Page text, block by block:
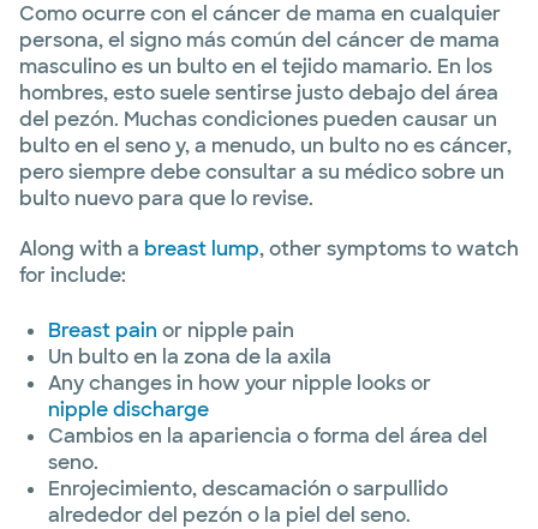
Como ocurre con el cáncer de mama en cualquier
persona, el signo más común del cáncer de mama
masculino es un bulto en el tejido mamario. En los
hombres, esto suele sentirse justo debajo del área
del pezón. Muchas condiciones pueden causar un
bulto en el seno y, a menudo, un bulto no es cáncer,
pero siempre debe consultar a su médico sobre un
bulto nuevo para que lo revise.
Along with a breast lump, other symptoms to watch
for include:
Breast pain or nipple pain
Un bulto en la zona de la axila
Any changes in how your nipple looks or
nipple discharge
Cambios en la apariencia o forma del área del
seno.
Enrojecimiento, descamación o sarpullido
alrededor del pezón o la piel del seno.